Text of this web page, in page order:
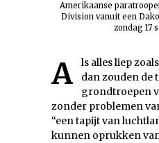
Amerikaanse
Division vanuit een
zondag 17
Als alles liep zoals de bedoeling was,
dan zouden de
grondtroepen
zonder problemen
“een tapijt van
kunnen oprukken